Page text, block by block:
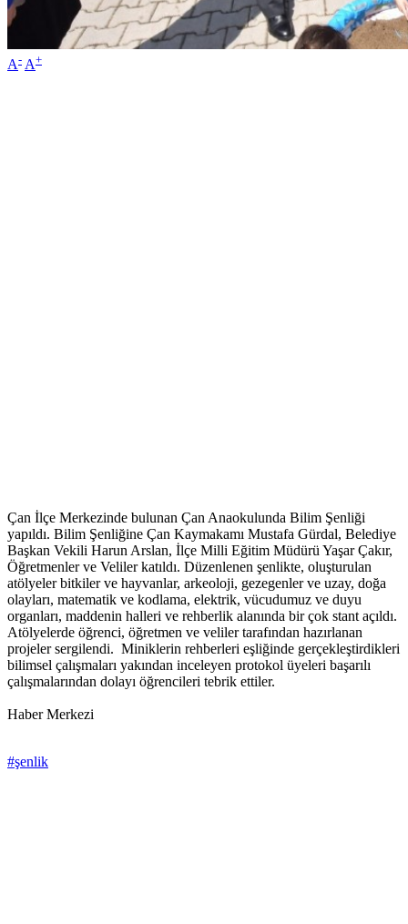
A- A+
Çan İlçe Merkezinde bulunan Çan Anaokulunda Bilim Şenliği
yapıldı. Bilim Şenliğine Çan Kaymakamı Mustafa Gürdal, Belediye
Başkan Vekili Harun Arslan, İlçe Milli Eğitim Müdürü Yaşar Çakır,
Öğretmenler ve Veliler katıldı. Düzenlenen şenlikte, oluşturulan
atölyeler bitkiler ve hayvanlar, arkeoloji, gezegenler ve uzay, doğa
olayları, matematik ve kodlama, elektrik, vücudumuz ve duyu
organları, maddenin halleri ve rehberlik alanında bir çok stant açıldı.
Atölyelerde öğrenci, öğretmen ve veliler tarafından hazırlanan
projeler sergilendi. Miniklerin rehberleri eşliğinde gerçekleştirdikleri
bilimsel çalışmaları yakından inceleyen protokol üyeleri başarılı
çalışmalarından dolayı öğrencileri tebrik ettiler.
Haber Merkezi
#şenlik